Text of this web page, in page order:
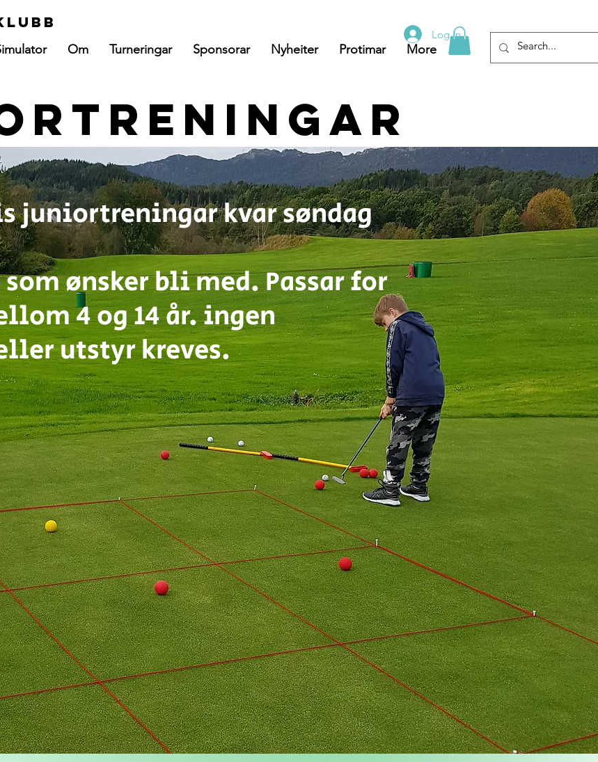
Om Turneringar Sponsorar Nyheiter Protimar More
Log In
juniortreningar kvar søndag
ønsker bli med. Passar for
4 og 14 år. ingen
utstyr kreves.